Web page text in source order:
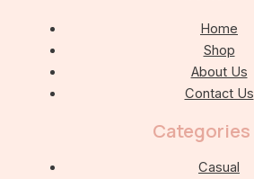
Home
Shop
About Us
Contact Us
Categories
Casual